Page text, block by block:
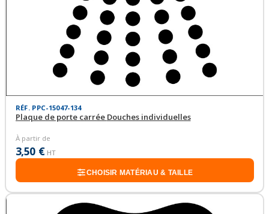
RÉF. PPC-15047-134
Plaque de porte carrée Douches individuelles
À partir de
3,50 € HT
CHOISIR MATÉRIAU & TAILLE